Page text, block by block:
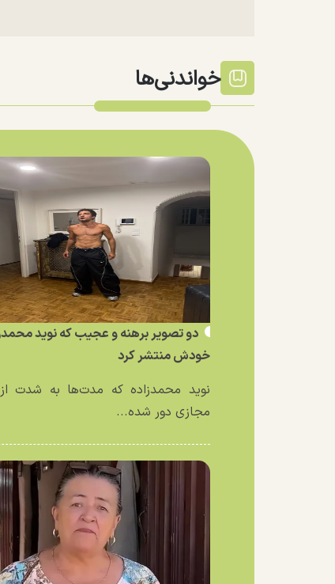
خواندنی‌ها
دو تصویر برهنه و عجیب که نوید
خودش منتشر کرد
نوید محمدزاده که مدت‌ها به شدت
مجازی دور شده...